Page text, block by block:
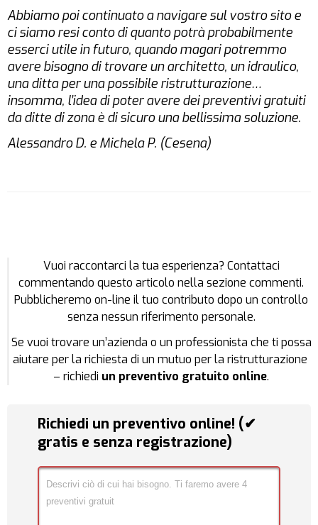
Abbiamo poi continuato a navigare sul vostro sito e
ci siamo resi conto di quanto potrà probabilmente
esserci utile in futuro, quando magari potremmo
avere bisogno di trovare un architetto, un idraulico,
una ditta per una possibile ristrutturazione…
insomma, l’idea di poter avere dei preventivi gratuiti
da ditte di zona è di sicuro una bellissima soluzione.
Alessandro D. e Michela P. (Cesena)
Vuoi raccontarci la tua esperienza? Contattaci
commentando questo articolo nella sezione commenti.
Pubblicheremo on-line il tuo contributo dopo un controllo
senza nessun riferimento personale.
Se vuoi trovare un’azienda o un professionista che ti possa
aiutare per la richiesta di un mutuo per la ristrutturazione
– richiedi un preventivo gratuito online.
Richiedi un preventivo online! (✔
gratis e senza registrazione)